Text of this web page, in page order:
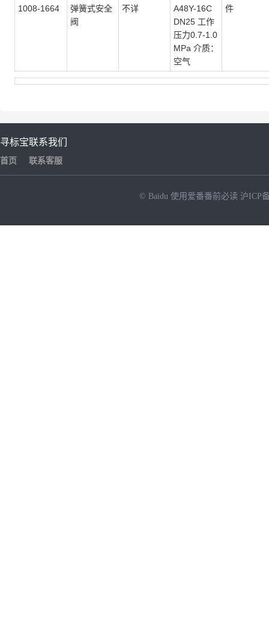
1008-1664
弹簧式安全
阀
不详
A48Y-16C
DN25 工作
压力0.7-1.0
MPa 介质：
空气
件
寻标宝
首页
联系我们
联系客服
© Baidu 使用爱番番前必读 沪ICP